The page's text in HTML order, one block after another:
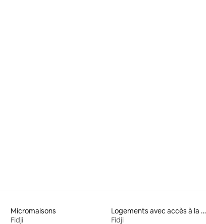
Micromaisons
Fidji
Logements avec accès à la plage
Fidji